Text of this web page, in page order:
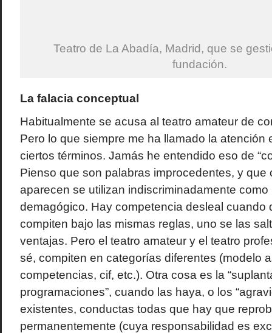
Teatro de La Abadía, Madrid, que se
fundación.
La falacia conceptual
Habitualmente se acusa al teatro amateur de
Pero lo que siempre me ha llamado la atención
ciertos términos. Jamás he entendido eso de
Pienso que son palabras improcedentes, y que
aparecen se utilizan indiscriminadamente
demagógico. Hay competencia desleal cuando
compiten bajo las mismas reglas, uno se las
ventajas. Pero el teatro amateur y el teatro
sé, compiten en categorías diferentes (modelo
competencias, cif, etc.). Otra cosa es la
programaciones”, cuando las haya, o los
existentes, conductas todas que hay que
permanentemente (cuya responsabilidad es